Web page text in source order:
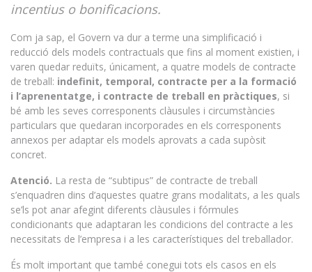
incentius o bonificacions.
Com ja sap, el Govern va dur a terme una simplificació i
reducció dels models contractuals que fins al moment existien, i
varen quedar reduïts, únicament, a quatre models de contracte
de treball: indefinit, temporal, contracte per a la formació
i l’aprenentatge, i contracte de treball en pràctiques, si
bé amb les seves corresponents clàusules i circumstàncies
particulars que quedaran incorporades en els corresponents
annexos per adaptar els models aprovats a cada supòsit
concret.
Atenció. La resta de “subtipus” de contracte de treball
s’enquadren dins d’aquestes quatre grans modalitats, a les quals
se’ls pot anar afegint diferents clàusules i fórmules
condicionants que adaptaran les condicions del contracte a les
necessitats de l’empresa i a les característiques del treballador.
És molt important que també conegui tots els casos en els